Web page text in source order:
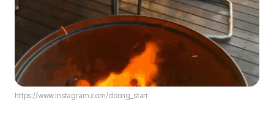
https://www.instagram.com/doong_starr